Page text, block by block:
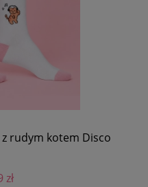
rudym kotem Disco
zł